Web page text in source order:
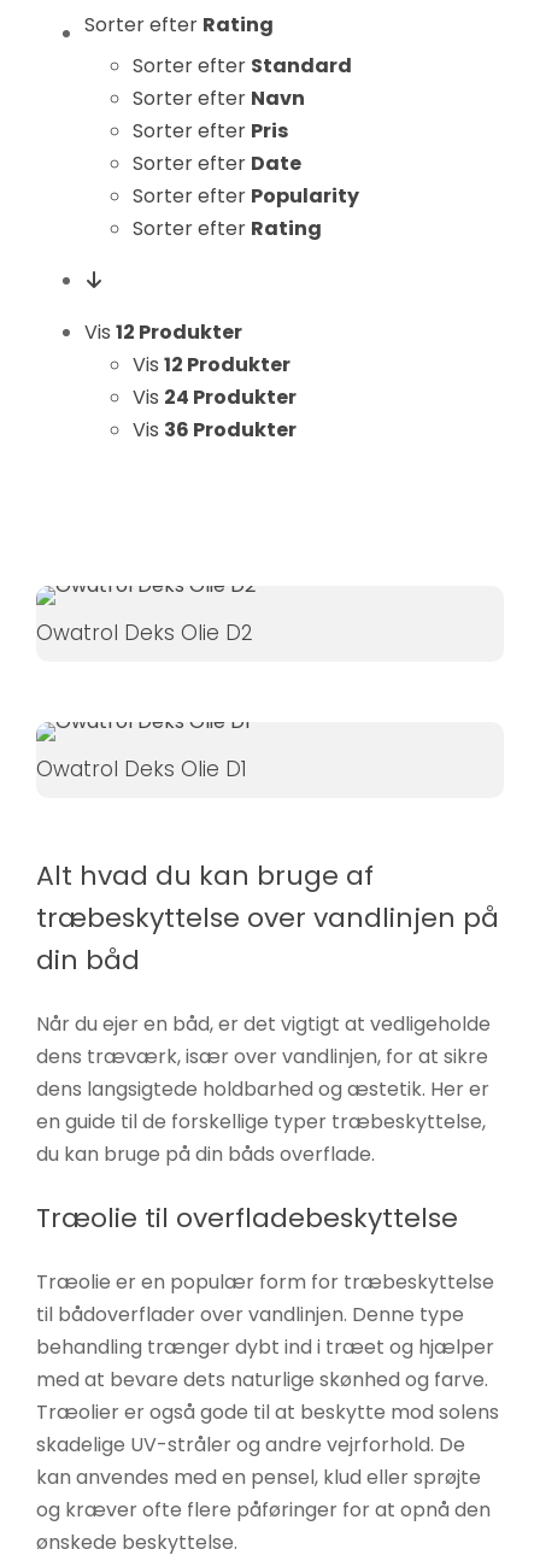
Sorter efter Rating
Sorter efter Standard
Sorter efter Navn
Sorter efter Pris
Sorter efter Date
Sorter efter Popularity
Sorter efter Rating
Vis 12 Produkter
Vis 12 Produkter
Vis 24 Produkter
Vis 36 Produkter
Owatrol Deks Olie D2
Owatrol Deks Olie D1
Alt hvad du kan bruge af
træbeskyttelse over vandlinjen på
din båd
Når du ejer en båd, er det vigtigt at vedligeholde
dens træværk, især over vandlinjen, for at sikre
dens langsigtede holdbarhed og æstetik. Her er
en guide til de forskellige typer træbeskyttelse,
du kan bruge på din båds overflade.
Træolie til overfladebeskyttelse
Træolie er en populær form for træbeskyttelse
til bådoverflader over vandlinjen. Denne type
behandling trænger dybt ind i træet og hjælper
med at bevare dets naturlige skønhed og farve.
Træolier er også gode til at beskytte mod solens
skadelige UV-stråler og andre vejrforhold. De
kan anvendes med en pensel, klud eller sprøjte
og kræver ofte flere påføringer for at opnå den
ønskede beskyttelse.
forbedre
hjemmesidens
funktionalitet
og struktur, ud
fra hvordan
hjemmesiden
Oplevelse
hjemmeside
skal fungere
så godt som
muligt under
forsvinder
funktioner fra
Marketing
og
adfærd,
når du
besøger
øger du
chancen
for at se
personligt
tilpasset
tilbud.